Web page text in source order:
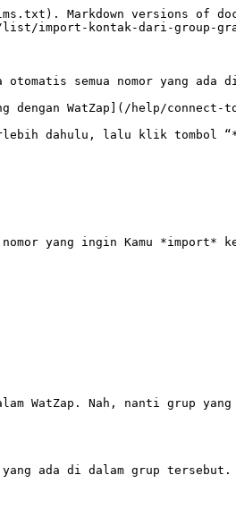
Markdown versions of
import-kontak-dari-group-
semua nomor yang ada
WatZap](/help/connect-
dahulu, lalu klik tombol
yang ingin Kamu *import* ke
WatZap. Nah, nanti grup
ada di dalam grup tersebut.